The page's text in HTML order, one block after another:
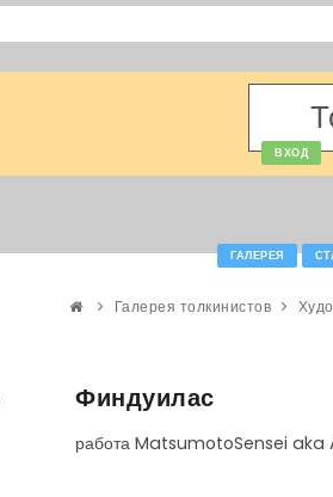
ВХОД
ГАЛЕРЕЯ
Галерея толкинистов
Финдуилас
работа MatsumotoSensei aka